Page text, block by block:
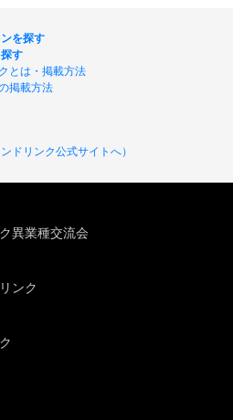
を探す
す
とは・掲載方法
掲載方法
ドリンク公式サイトへ）
異業種交流会
ンク